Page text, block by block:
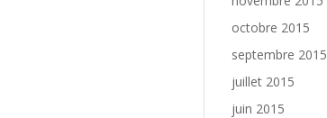
octobre 2015
septembre 2015
juillet 2015
juin 2015